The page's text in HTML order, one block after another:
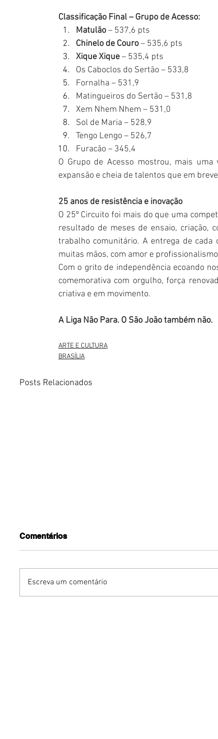
Classificação Final – Grupo de Acesso:
Matulão – 537,6 pts
Chinelo de Couro – 535,6 pts
Xique Xique – 535,4 pts
Os Caboclos do Sertão – 533,8
Fornalha – 531,9
Matingueiros do Sertão – 531,8
Xem Nhem Nhem – 531,0
Sol de Maria – 528,9
Tengo Lengo – 526,7
Furacão – 345,4
O Grupo de Acesso mostrou, mais
expansão e cheia de talentos que em
25 anos de resistência e inovação
O 25º Circuito foi mais do que uma
resultado de meses de ensaio, criação,
trabalho comunitário. A entrega de
muitas mãos, com amor e
Com o grito de independência ecoando
comemorativa com orgulho, força
criativa e em movimento.
A Liga Não Para. O São João também não.
ARTE E CULTURA
BRASÍLIA
Posts Relacionados
Comentários
Escreva um comentário